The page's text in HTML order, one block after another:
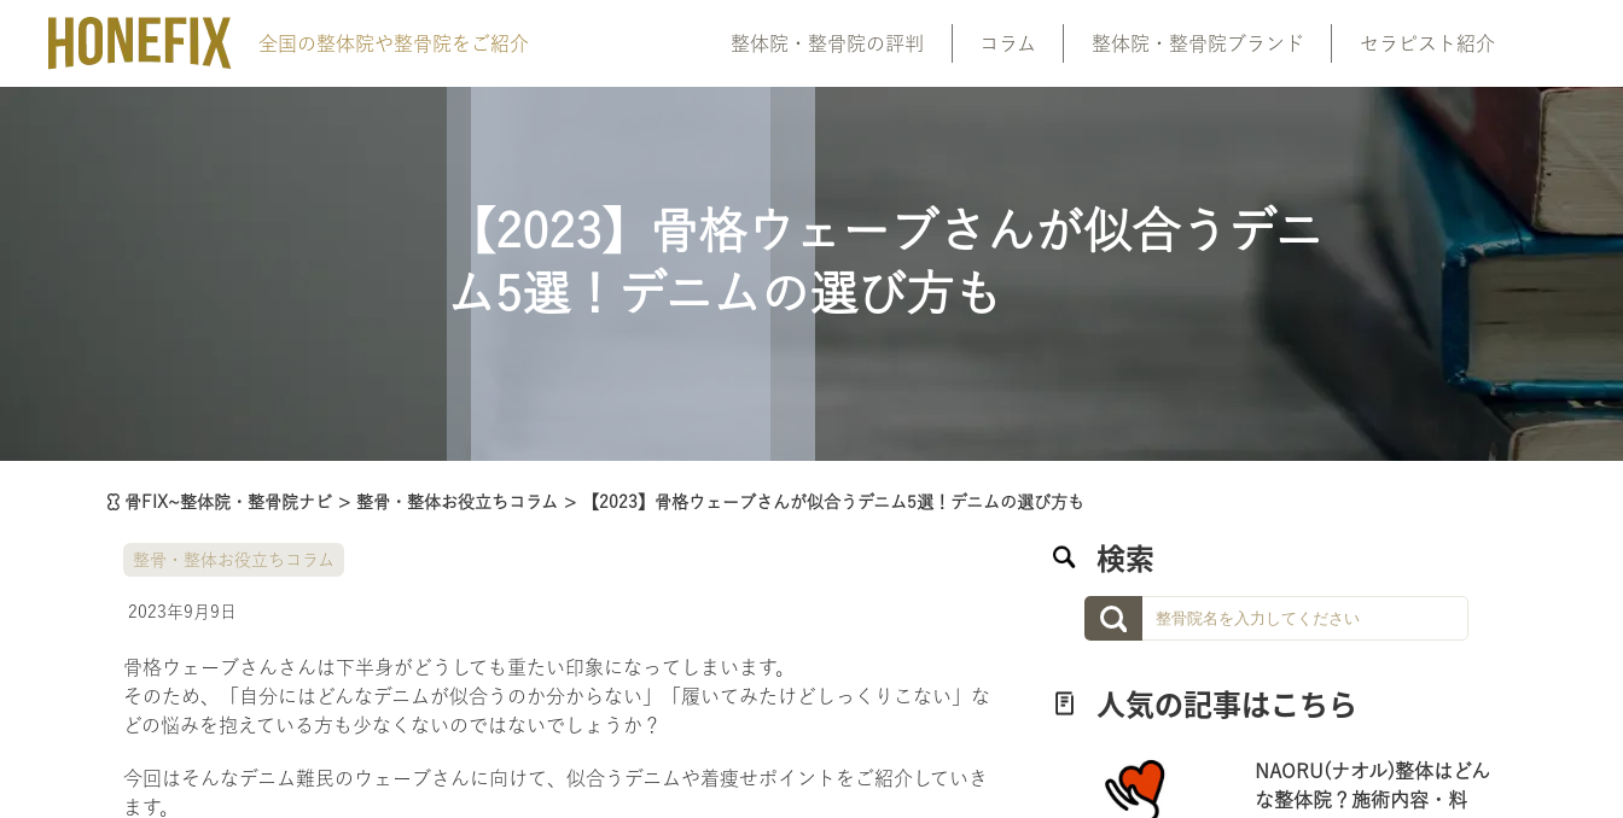
全国の整体院や整骨院をご紹介 整体院・整骨院の評判 コラム 整体院・整骨院ブランド セラピスト紹介
【2023】骨格ウェーブさんが似合うデニ
ム5選！デニムの選び方も
骨FIX~整体院・整骨院ナビ > 整骨・整体お役立ちコラム > 【2023】骨格ウェーブさんが似合うデニム5選！デニムの選び方も
整骨・整体お役立ちコラム
2023年9月9日
骨格ウェーブさんさんは下半身がどうしても重たい印象になってしまいます。
そのため、「自分にはどんなデニムが似合うのか分からない」「履いてみたけどしっくりこない」な
どの悩みを抱えている方も少なくないのではないでしょうか？
今回はそんなデニム難民のウェーブさんに向けて、似合うデニムや着痩せポイントをご紹介していき
ます。
検索
人気の記事はこちら
NAORU(ナオル)整体はどん
な整体院？施術内容・料